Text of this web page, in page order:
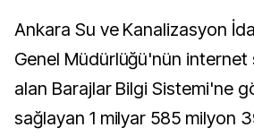
Ankara Su ve Kanalizasyon
Genel Müdürlüğü'nün
alan Barajlar Bilgi Sistemi'ne
sağlayan 1 milyar 585 milyon